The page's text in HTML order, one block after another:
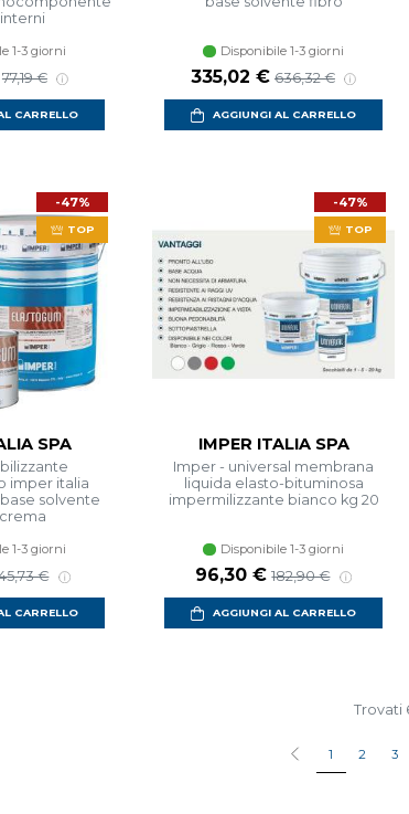
1-3 giorni
Prezzo di listino
77,19 €
CARRELLO
Disponibile 1-3 giorni
Prezzo scontato
335,02 € Prezzo di listino
636,32 €
AGGIUNGI AL CARRELLO
-47%
TOP
SPA
imper italia
solvente
1-3 giorni
di listino
€
CARRELLO
-47%
TOP
IMPER ITALIA SPA
Imper - universal membrana
liquida elasto-bituminosa
impermilizzante bianco kg 20
Disponibile 1-3 giorni
Prezzo scontato
96,30 € Prezzo di listino
182,90 €
AGGIUNGI AL CARRELLO
Trovati
1 2 3